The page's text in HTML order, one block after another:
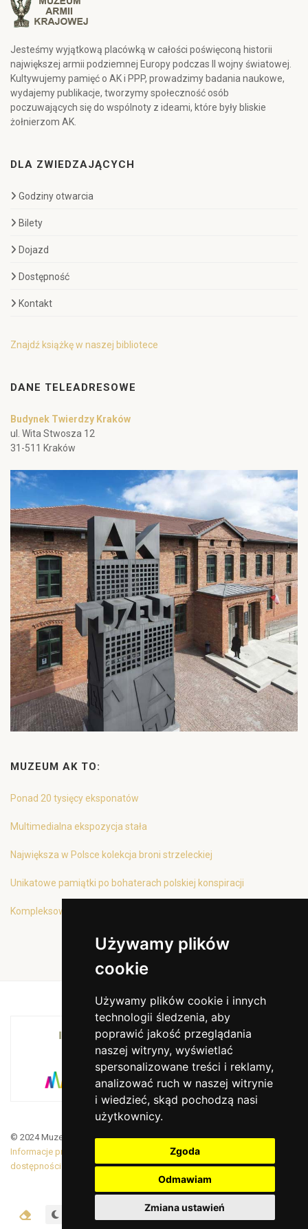
Używamy plików
cookie
Używamy plików cookie i innych
technologii śledzenia, aby
poprawić jakość przeglądania
naszej witryny, wyświetlać
spersonalizowane treści i reklamy,
analizować ruch w naszej witrynie
i wiedzieć, skąd pochodzą nasi
użytkownicy.
Zgoda
Odmawiam
Zmiana ustawień
Jesteśmy wyjątkową placówką w całości poświęconą historii
największej armii podziemnej Europy podczas II wojny światowej.
Kultywujemy pamięć o AK i PPP, prowadzimy badania naukowe,
wydajemy publikacje, tworzymy społeczność osób
poczuwających się do wspólnoty z ideami, które były bliskie
żołnierzom AK.
DLA ZWIEDZAJĄCYCH
Godziny otwarcia
Bilety
Dojazd
Dostępność
Kontakt
Znajdź książkę w naszej bibliotece
DANE TELEADRESOWE
Budynek Twierdzy Kraków
ul. Wita Stwosza 12
31-511 Kraków
MUZEUM AK TO:
Ponad 20 tysięcy eksponatów
Multimedialna ekspozycja stała
Największa w Polsce kolekcja broni strzeleckiej
Unikatowe pamiątki po bohaterach polskiej konspiracji
Kompleksowa oferta edukacyjna
INSTYTUCJA KULTURY MIASTA KRAKOWA I
WOJEWÓDZTWA MAŁOPOLSKIEGO
© 2024 Muzeum Armii Krajowej. Translated by Google Translate
Informacje prawne
Zamówienia publiczne|
dostępności